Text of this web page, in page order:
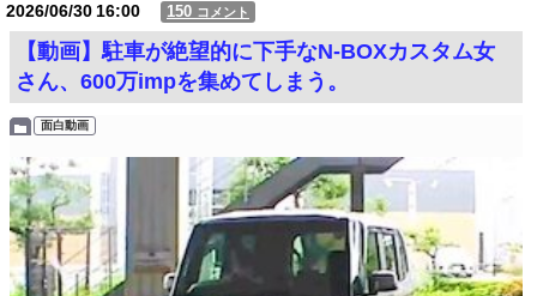
2026/06/3016:00 150 コメント
【動画】駐車が絶望的に下手なN-BOXカスタム女
さん、600万impを集めてしまう。
面白動画